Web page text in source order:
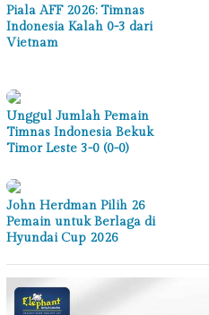
Piala AFF 2026: Timnas
Indonesia Kalah 0-3 dari
Vietnam
Unggul Jumlah Pemain
Timnas Indonesia Bekuk
Timor Leste 3-0 (0-0)
John Herdman Pilih 26
Pemain untuk Berlaga di
Hyundai Cup 2026